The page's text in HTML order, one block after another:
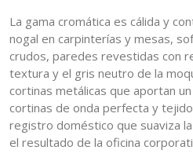
La gama cromática es cálida y
nogal en carpinterías y mesas,
crudos, paredes revestidas con
textura y el gris neutro de la
cortinas metálicas que aportan
cortinas de onda perfecta y
registro doméstico que suaviza
el resultado de la oficina